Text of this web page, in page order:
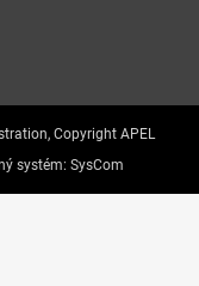
Copyright APEL
systém: SysCom